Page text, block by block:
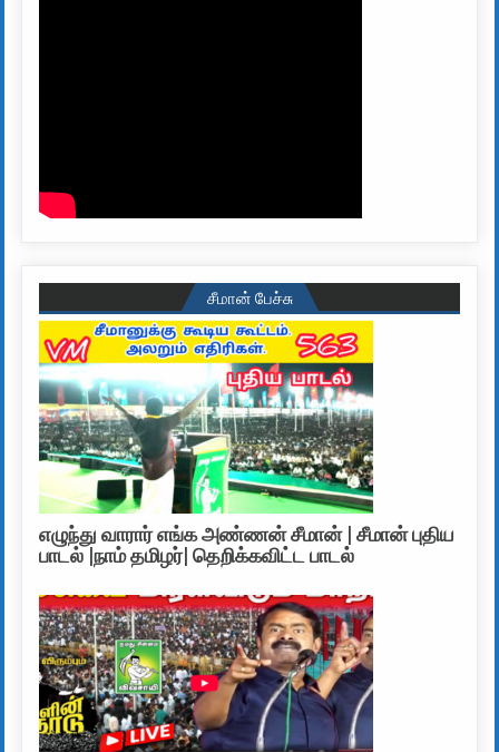
சீமான் பேச்சு
எழுந்து வாரார் எங்க அண்ணன் சீமான் | சீமான் புதிய
பாடல் |நாம் தமிழர்| தெறிக்கவிட்ட பாடல்